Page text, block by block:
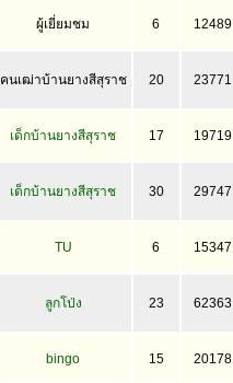
ผู้เยี่ยมชม 6 12489
คนเฒ่าบ้านยางสีสุราช 20 23771
เด็กบ้านยางสีสุราช 17 19719
เด็กบ้านยางสีสุราช 30 29747
TU 6 15347
ลูกโป่ง 23 62363
bingo 15 20178